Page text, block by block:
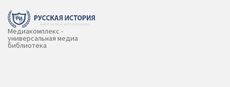
Медиакомплекс -
универсальная медиа
библиотека